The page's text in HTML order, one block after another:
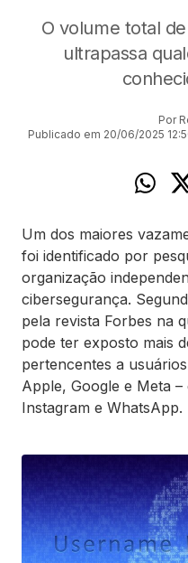
O volume total
ultrapassa
Por
Publicado em 20/06/2025
Um dos maiores
foi identificado por
organização
cibersegurança.
pela revista Forbes na
pode ter exposto mais
pertencentes a
Apple, Google e Meta
Instagram e WhatsApp.